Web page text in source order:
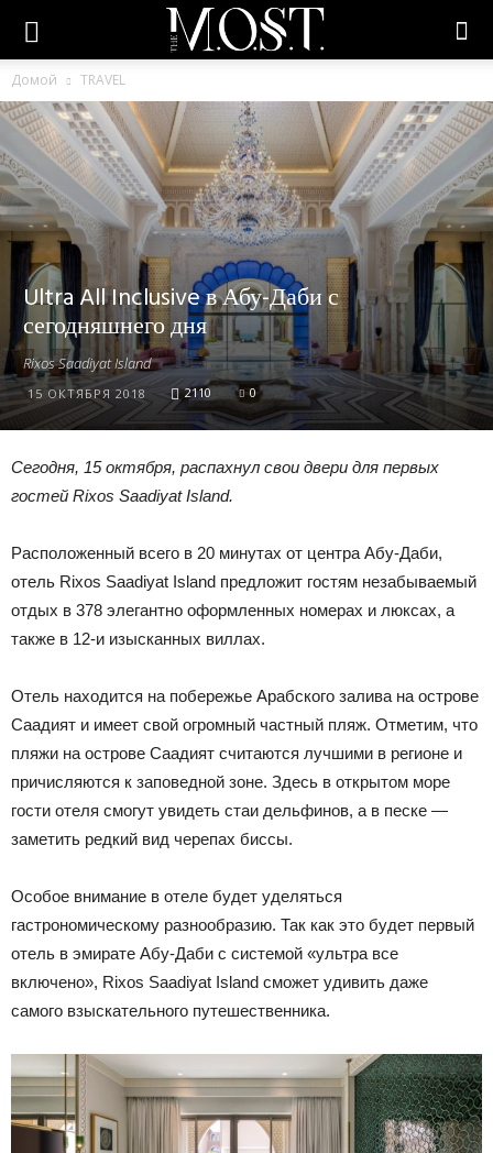
Домой TRAVEL
Ultra All Inclusive в Абу-Даби с
сегодняшнего дня
Rixos Saadiyat Island
15 ОКТЯБРЯ 2018 2110 0
Сегодня, 15 октября, распахнул свои двери для первых
гостей Rixos Saadiyat Island.
Расположенный всего в 20 минутах от центра Абу-Даби,
отель Rixos Saadiyat Island предложит гостям незабываемый
отдых в 378 элегантно оформленных номерах и люксах, а
также в 12-и изысканных виллах.
Отель находится на побережье Арабского залива на острове
Саадият и имеет свой огромный частный пляж. Отметим, что
пляжи на острове Саадият считаются лучшими в регионе и
причисляются к заповедной зоне. Здесь в открытом море
гости отеля смогут увидеть стаи дельфинов, а в песке —
заметить редкий вид черепах биссы.
Особое внимание в отеле будет уделяться
гастрономическому разнообразию. Так как это будет первый
отель в эмирате Абу-Даби с системой «ультра все
включено», Rixos Saadiyat Island сможет удивить даже
самого взыскательного путешественника.